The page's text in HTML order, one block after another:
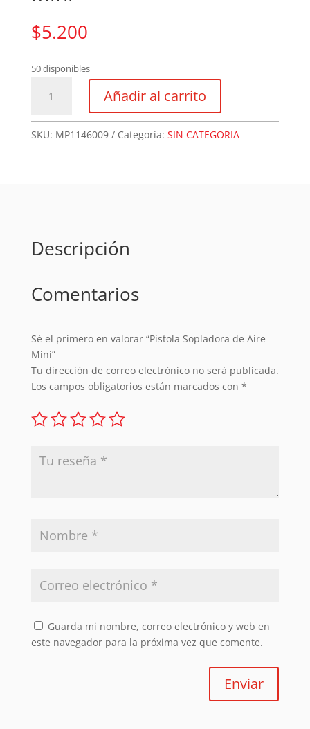
$5.200
50 disponibles
Sopladora
Aire
Añadir al carrito
SKU: MP1146009 Categoría: SIN CATEGORIA
Descripción
Comentarios
Sé el primero en valorar “Pistola Sopladora de Aire
Mini”
Tu dirección de correo electrónico no será publicada.
Los campos obligatorios están marcados con *
Guarda mi nombre, correo electrónico y web en
este navegador para la próxima vez que comente.
Enviar